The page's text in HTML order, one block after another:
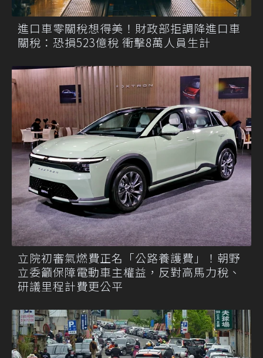
進口車零關稅想得美！財政部拒調降進口車
關稅：恐損523億稅 衝擊8萬人員生計
立院初審氣燃費正名「公路養護費」！朝野
立委籲保障電動車主權益，反對高馬力稅、
研議里程計費更公平